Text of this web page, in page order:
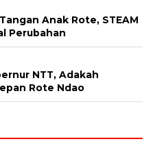
Anak Rote, STEAM
Perubahan
NTT, Adakah
Rote Ndao